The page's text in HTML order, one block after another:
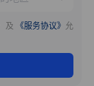
及 《服务协议》 允